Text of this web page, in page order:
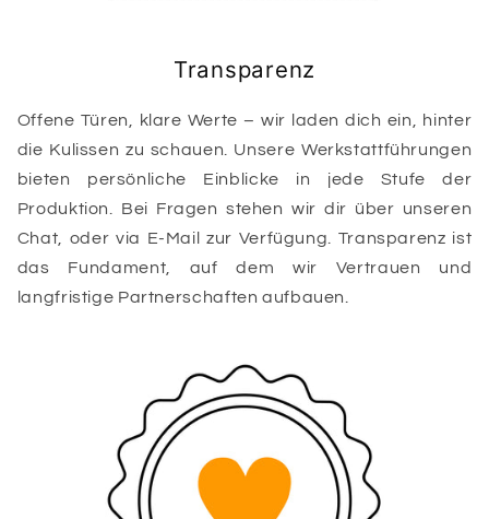
Transparenz
Offene Türen, klare Werte – wir laden dich ein, hinter
die Kulissen zu schauen. Unsere Werkstattführungen
bieten persönliche Einblicke in jede Stufe der
Produktion. Bei Fragen stehen wir dir über unseren
Chat, oder via E-Mail zur Verfügung. Transparenz ist
das Fundament, auf dem wir Vertrauen und
langfristige Partnerschaften aufbauen.